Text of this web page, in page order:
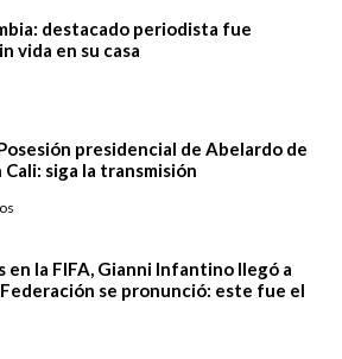
destacado periodista fue
vida en su casa
presidencial de Abelardo de
Cali: siga la transmisión
en la FIFA, Gianni Infantino llegó a
Federación se pronunció: este fue el